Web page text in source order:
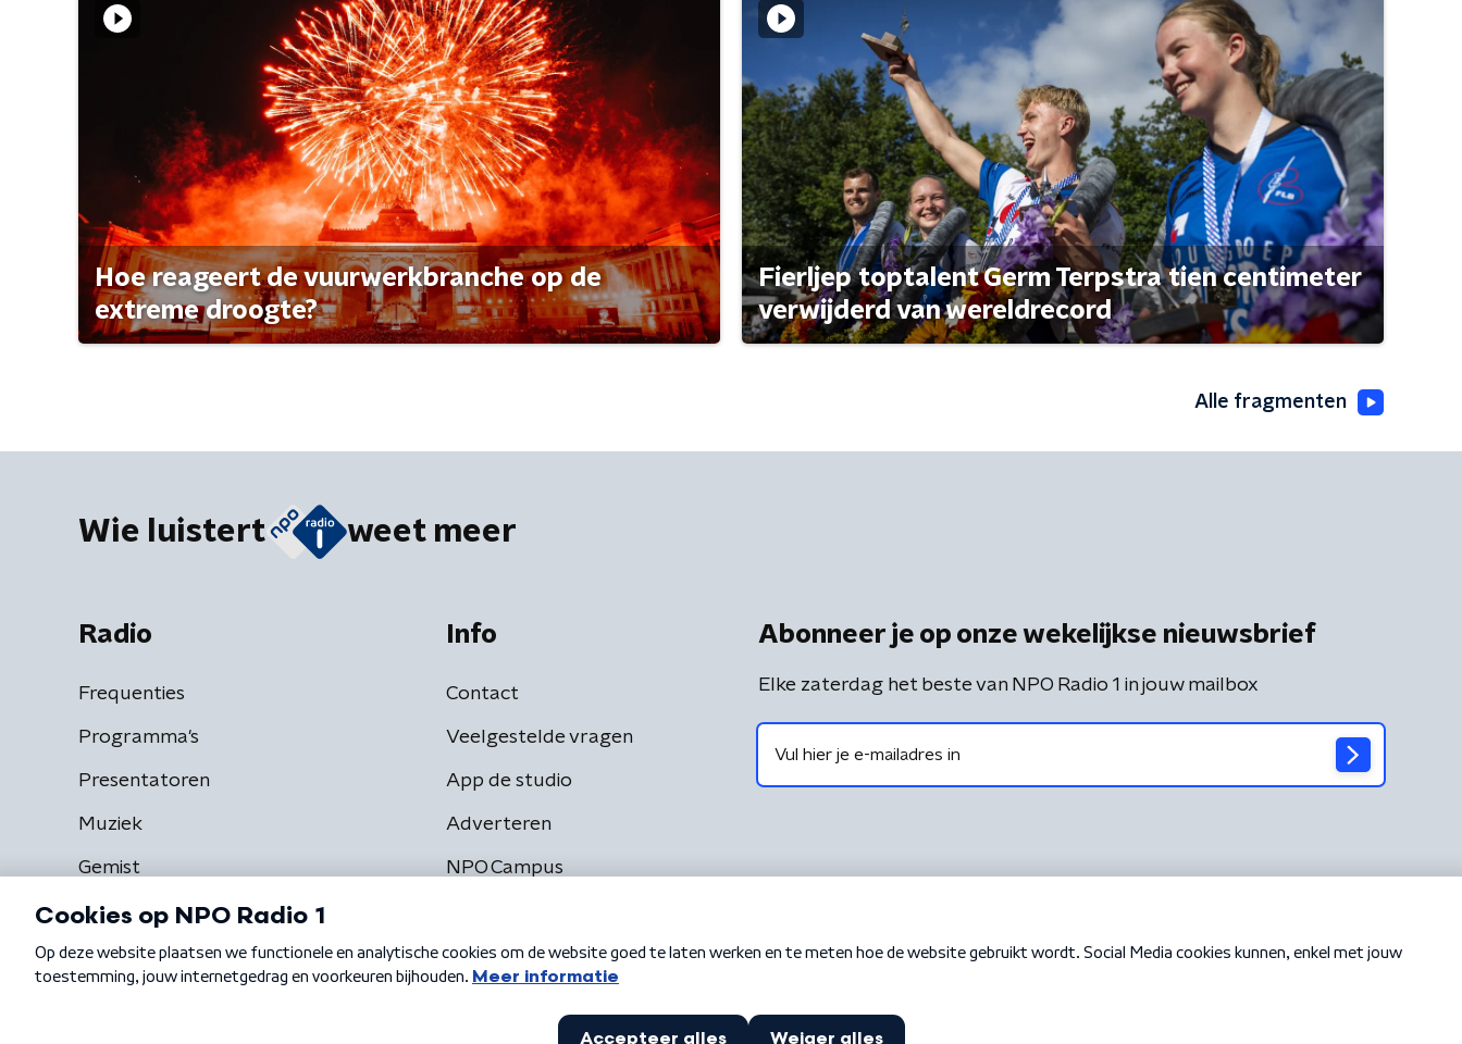
Hoe reageert de vuurwerkbranche op de
extreme droogte?
Fierljep toptalent Germ Terpstra tien centimeter
verwijderd van wereldrecord
Alle fragmenten
Wie luistert weet meer
Radio
Frequenties
Programma's
Presentatoren
Muziek
Gemist
Info
Contact
Veelgestelde vragen
App de studio
Adverteren
NPO Campus
Abonneer je op onze wekelijkse nieuwsbrief
Elke zaterdag het beste van NPO Radio 1 in jouw mailbox
Algemene voorwaarden Privacybeleid